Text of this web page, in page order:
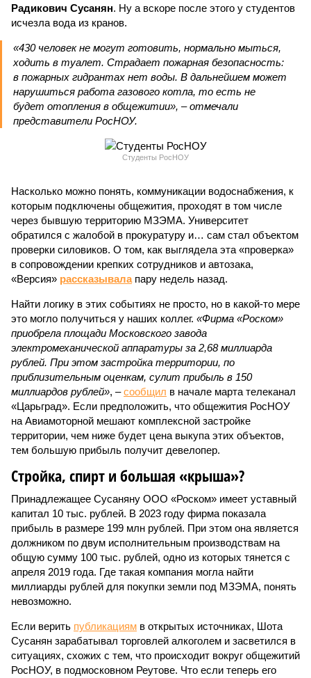
Радикович Сусанян. Ну а вскоре после этого у студентов
исчезла вода из кранов.
«430 человек не могут готовить, нормально мыться,
ходить в туалет. Страдает пожарная безопасность:
в пожарных гидрантах нет воды. В дальнейшем может
нарушиться работа газового котла, то есть не
будет отопления в общежитии», – отмечали
представители РосНОУ.
Студенты РосНОУ
Насколько можно понять, коммуникации водоснабжения, к
которым подключены общежития, проходят в том числе
через бывшую территорию МЗЭМА. Университет
обратился с жалобой в прокуратуру и… сам стал объектом
проверки силовиков. О том, как выглядела эта «проверка»
в сопровождении крепких сотрудников и автозака,
«Версия» рассказывалапару недель назад.
Найти логику в этих событиях не просто, но в какой-то мере
это могло получиться у наших коллег. «Фирма «Роском»
приобрела площади Московского завода
электромеханической аппаратуры за 2,68 миллиарда
рублей. При этом застройка территории, по
приблизительным оценкам, сулит прибыль в 150
миллиардов рублей», –сообщил в начале марта телеканал
«Царьград». Если предположить, что общежития РосНОУ
на Авиамоторной мешают комплексной застройке
территории, чем ниже будет цена выкупа этих объектов,
тем большую прибыль получит девелопер.
Стройка, спирт и большая «крыша»?
Принадлежащее Сусаняну ООО «Роском» имеет уставный
капитал 10 тыс. рублей. В 2023 году фирма показала
прибыль в размере 199 млн рублей. При этом она является
должником по двум исполнительным производствам на
общую сумму 100 тыс. рублей, одно из которых тянется с
апреля 2019 года. Где такая компания могла найти
миллиарды рублей для покупки земли под МЗЭМА, понять
невозможно.
Если верить публикациям в открытых источниках, Шота
Сусанян зарабатывал торговлей алкоголем и засветился в
ситуациях, схожих с тем, что происходит вокруг общежитий
РосНОУ, в подмосковном Реутове. Что если теперь его